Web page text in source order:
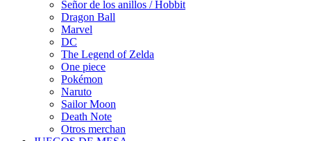
Señor de los anillos / Hobbit
Dragon Ball
Marvel
DC
The Legend of Zelda
One piece
Pokémon
Naruto
Sailor Moon
Death Note
Otros merchan